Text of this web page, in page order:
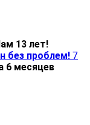
13 лет!
без проблем! 7
6 месяцев